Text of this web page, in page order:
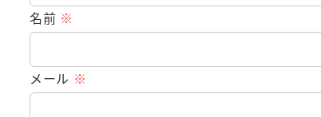
名前 ※
メール ※